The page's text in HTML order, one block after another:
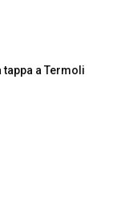
a Termoli